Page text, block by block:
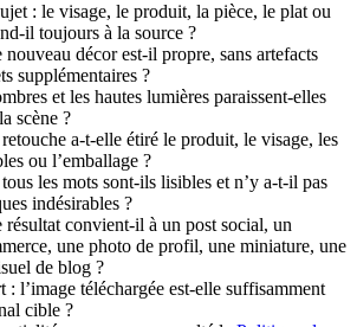
: le visage, le produit, la pièce, le plat ou
il toujours à la source ?
décor est-il propre, sans artefacts
supplémentaires ?
et les hautes lumières paraissent-elles
scène ?
a-t-elle étiré le produit, le visage, les
ou l’emballage ?
les mots sont-ils lisibles et n’y a-t-il pas
indésirables ?
résultat convient-il à un post social, un
une photo de profil, une miniature, une
de blog ?
: l’image téléchargée est-elle suffisamment
cible ?